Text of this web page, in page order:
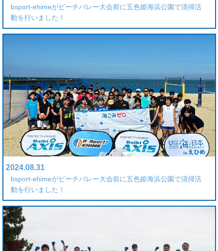
bsport-ehimeがビーチバレー大会前に五色姫海浜公園で清掃活
動を行いました！
2024.08.31
bsport-ehimeがビーチバレー大会前に五色姫海浜公園で清掃活
動を行いました！